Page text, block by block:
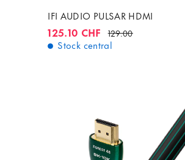
IFI AUDIO PULSAR HDMI
125.10 CHF 129.00
Stock central